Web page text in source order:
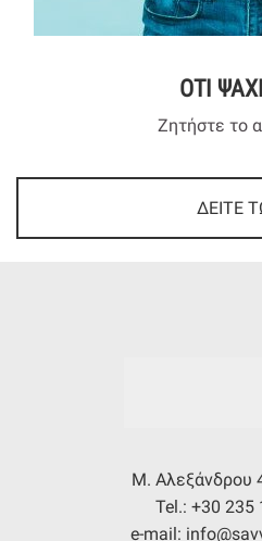
ΟΤΙ
Ζητήστε το
ΔΕΙΤΕ
Μ. Αλεξάνδρου
Tel.: +30 235
e-mail: